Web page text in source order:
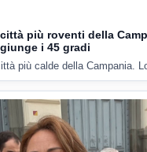
più roventi della
i 45 gradi
più calde della Campania.